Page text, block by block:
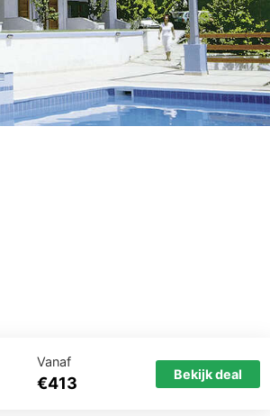
Vanaf
€413 Bekijk deal